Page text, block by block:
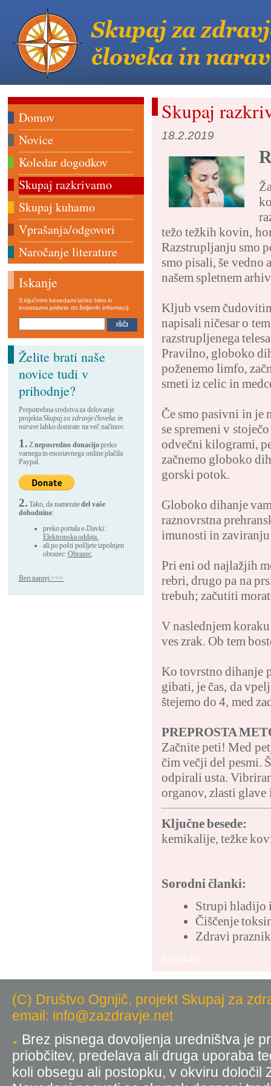
Skupaj
18.2.2019
težo težkih kovin,
Razstrupljanju smo
smo pisali, še vedno
našem spletnem
Kljub vsem
napisali ničesar o
razstrupljenega
Pravilno, globoko
poženemo limfo,
smeti iz celic in
Če smo pasivni in je
se spremeni v
odvečni kilogrami,
začnemo globoko
gorski potok.
Globoko dihanje
raznovrstna
imunosti in
Pri eni od najlažjih
rebri, drugo pa na
trebuh; začutiti
V naslednjem
ves zrak. Ob tem
Ko tovrstno dihanje
gibati, je čas, da
štejemo do 4, med
PREPROSTA
Začnite peti! Med
čim večji del pesmi.
odpirali usta.
organov, zlasti glave
Ključne besede:
kemikalije, težke
Sorodni članki:
Strupi hladijo
Čiščenje
Zdravi
Domov
Novice
Koledar dogodkov
Skupaj razkrivamo
Skupaj kuhamo
Vprašanja/odgovori
Naročanje literature
Iskanje
S ključnimi besedami lahko hitro in
enostavno pridete do željenih informacij.
Želite brati naše
novice tudi v
prihodnje?
Prepotrebna sredstva za delovanje
projektaSkupaj za zdravje človeka in
naravelahko donirate na več načinov.
1. Zneposredno donacijopreko
varnega in enostavnega online plačila
Paypal.
2. Tako, da namenitedel vaše
dohodnine:
preko portala e-Davki:
Elektronska oddaja.
ali po pošti pošljete izpolnjen
obrazec:Obrazec.
Beri naprej >>>
(C) Društvo Ognjič, projekt Skupaj za
email: info@zazdravje.net
Brez pisnega dovoljenja uredništva je
priobčitev, predelava ali druga uporaba
koli obsegu ali postopku, v okviru